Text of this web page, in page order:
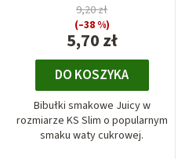
5,70 zł
9,20 zł
(–38 %)
DO KOSZYKA
Bibułki smakowe Juicy w
rozmiarze KS Slim o popularnym
smaku waty cukrowej.